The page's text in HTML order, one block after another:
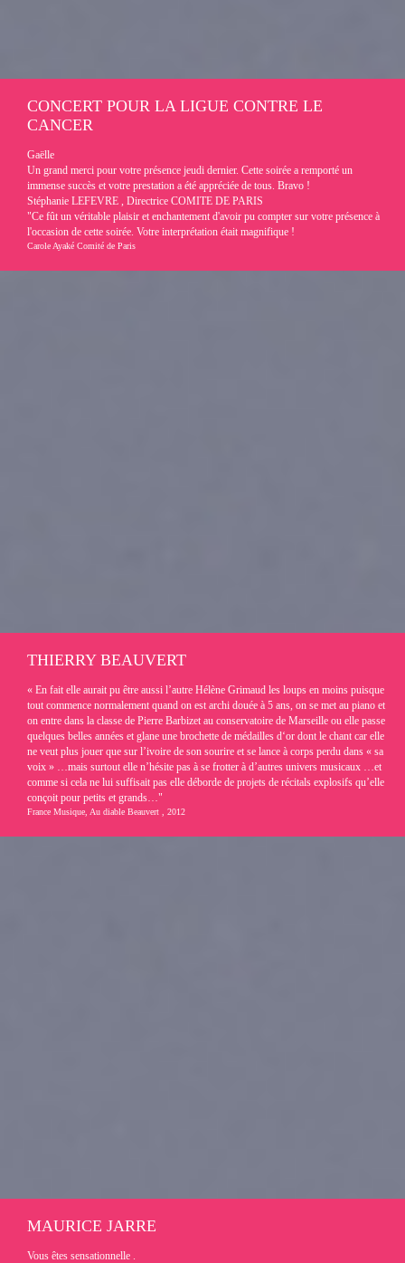
CONCERT POUR LA LIGUE CONTRE LE
CANCER
Gaëlle
Un grand merci pour votre présence jeudi dernier. Cette soirée a remporté un
immense succès et votre prestation a été appréciée de tous. Bravo !
Stéphanie LEFEVRE , Directrice COMITE DE PARIS
"Ce fût un véritable plaisir et enchantement d'avoir pu compter sur votre présence à
l'occasion de cette soirée. Votre interprétation était magnifique !
Carole Ayaké Comité de Paris
THIERRY BEAUVERT
« En fait elle aurait pu être aussi l’autre Hélène Grimaud les loups en moins puisque
tout commence normalement quand on est archi douée à 5 ans, on se met au piano et
on entre dans la classe de Pierre Barbizet au conservatoire de Marseille ou elle passe
quelques belles années et glane une brochette de médailles d‘or dont le chant car elle
ne veut plus jouer que sur l’ivoire de son sourire et se lance à corps perdu dans « sa
voix » …mais surtout elle n’hésite pas à se frotter à d’autres univers musicaux …et
comme si cela ne lui suffisait pas elle déborde de projets de récitals explosifs qu’elle
conçoit pour petits et grands…"
France Musique, Au diable Beauvert , 2012
MAURICE JARRE
Vous êtes sensationnelle .